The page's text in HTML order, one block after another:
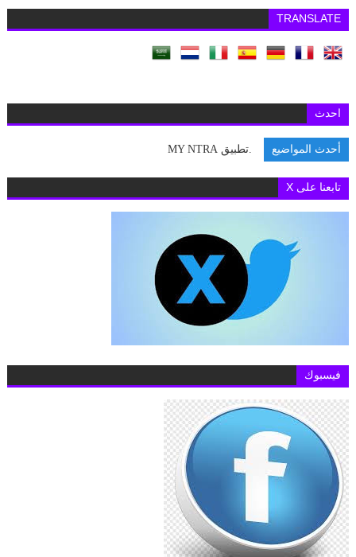
TRANSLATE
احدث
أحدث المواضيع .تطبيق MY NTRA يستعيد ك
تابعنا على X
فيسبوك